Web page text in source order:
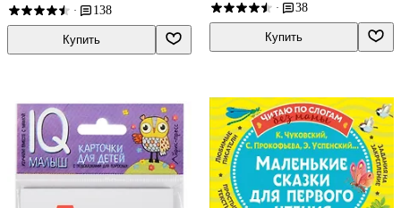
· 138
Купить
· 38
Купить